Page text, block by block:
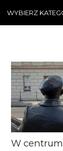
WYBIERZ
W